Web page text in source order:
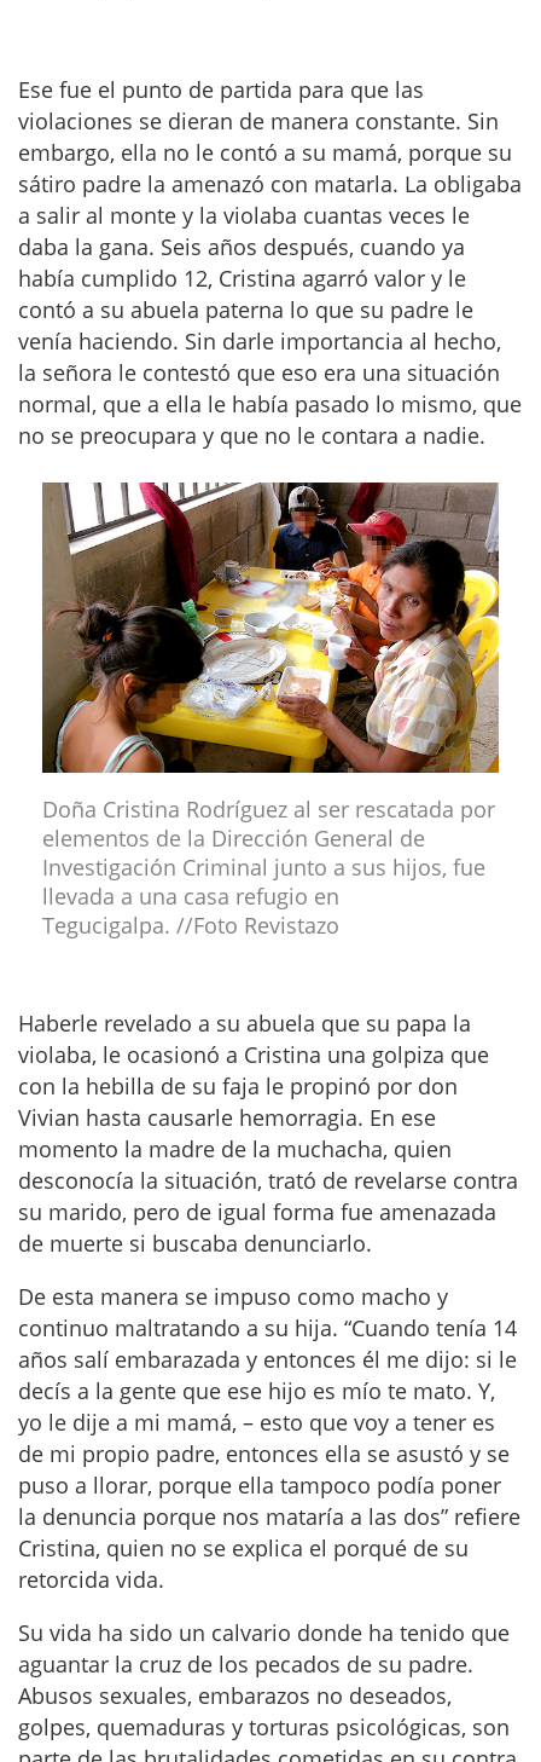
Ese fue el punto de partida para que las
violaciones se dieran de manera constante. Sin
embargo, ella no le contó a su mamá, porque su
sátiro padre la amenazó con matarla. La obligaba
a salir al monte y la violaba cuantas veces le
daba la gana. Seis años después, cuando ya
había cumplido 12, Cristina agarró valor y le
contó a su abuela paterna lo que su padre le
venía haciendo. Sin darle importancia al hecho,
la señora le contestó que eso era una situación
normal, que a ella le había pasado lo mismo, que
no se preocupara y que no le contara a nadie.
Doña Cristina Rodríguez al ser rescatada por
elementos de la Dirección General de
Investigación Criminal junto a sus hijos, fue
llevada a una casa refugio en
Tegucigalpa. //Foto Revistazo
Haberle revelado a su abuela que su papa la
violaba, le ocasionó a Cristina una golpiza que
con la hebilla de su faja le propinó por don
Vivian hasta causarle hemorragia. En ese
momento la madre de la muchacha, quien
desconocía la situación, trató de revelarse contra
su marido, pero de igual forma fue amenazada
de muerte si buscaba denunciarlo.
De esta manera se impuso como macho y
continuo maltratando a su hija. “Cuando tenía 14
años salí embarazada y entonces él me dijo: si le
decís a la gente que ese hijo es mío te mato. Y,
yo le dije a mi mamá, – esto que voy a tener es
de mi propio padre, entonces ella se asustó y se
puso a llorar, porque ella tampoco podía poner
la denuncia porque nos mataría a las dos” refiere
Cristina, quien no se explica el porqué de su
retorcida vida.
Su vida ha sido un calvario donde ha tenido que
aguantar la cruz de los pecados de su padre.
Abusos sexuales, embarazos no deseados,
golpes, quemaduras y torturas psicológicas, son